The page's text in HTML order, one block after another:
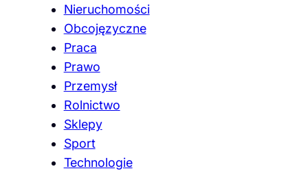
Nieruchomości
Obcojęzyczne
Praca
Prawo
Przemysł
Rolnictwo
Sklepy
Sport
Technologie